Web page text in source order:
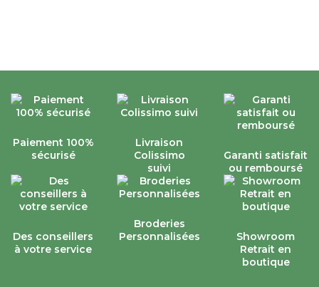
Paiement 100%
sécurisé
Livraison
Colissimo
suivi
Garanti satisfait
ou remboursé
Des conseillers
à votre service
Broderies
Personnalisées
Showroom
Retrait en
boutique